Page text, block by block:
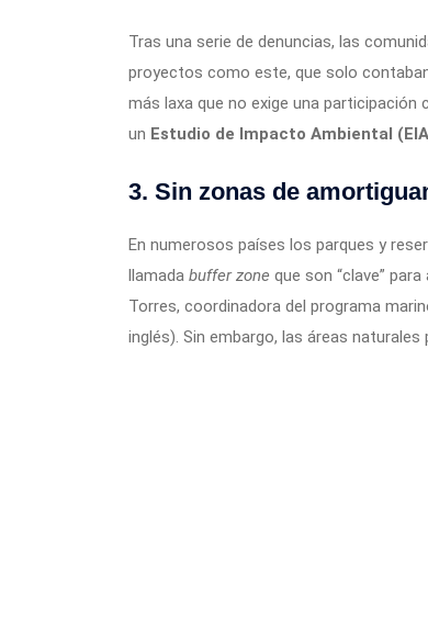
Tras una serie de denuncias, las
proyectos como este, que solo
más laxa que no exige una participación
un Estudio de Impacto Ambiental
3. Sin zonas de
En numerosos países los parques y
llamada buffer zone que son “clave”
Torres, coordinadora del programa
inglés). Sin embargo, las áreas